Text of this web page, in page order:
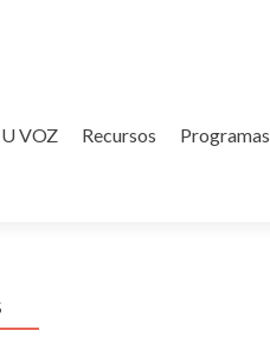
VOZ Recursos Programas